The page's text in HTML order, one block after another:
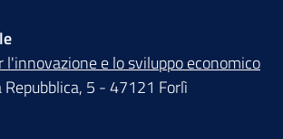
l'innovazione e lo sviluppo economico
Repubblica, 5 - 47121 Forlì